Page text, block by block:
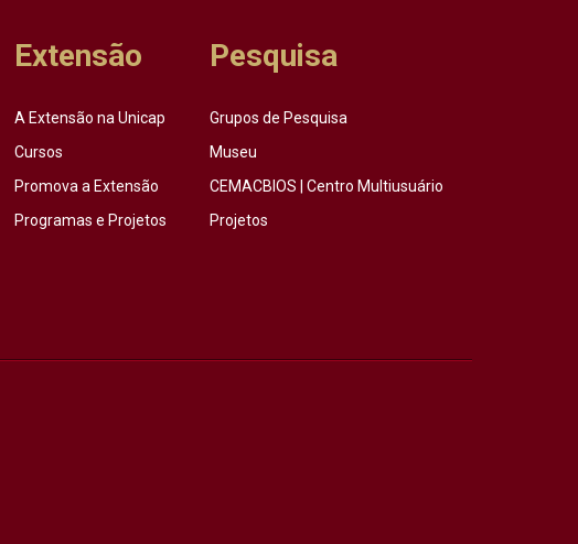
Extensão
A Extensão na Unicap
Cursos
Promova a Extensão
Programas e Projetos
Pesquisa
Grupos de Pesquisa
Museu
CEMACBIOS | Centro Multiusuário
Projetos